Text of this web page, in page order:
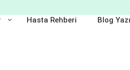
Hasta Rehberi Blog